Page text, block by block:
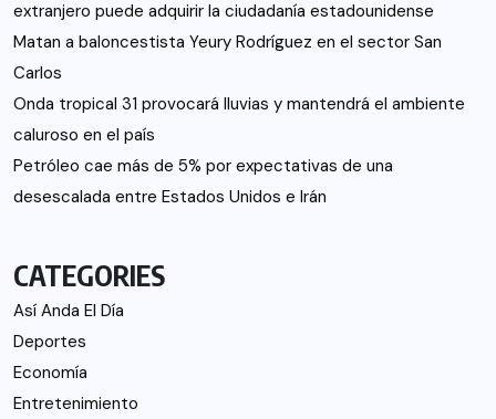
extranjero puede adquirir la ciudadanía estadounidense
Matan a baloncestista Yeury Rodríguez en el sector San
Carlos
Onda tropical 31 provocará lluvias y mantendrá el ambiente
caluroso en el país
Petróleo cae más de 5% por expectativas de una
desescalada entre Estados Unidos e Irán
CATEGORIES
Así Anda El Día
Deportes
Economía
Entretenimiento